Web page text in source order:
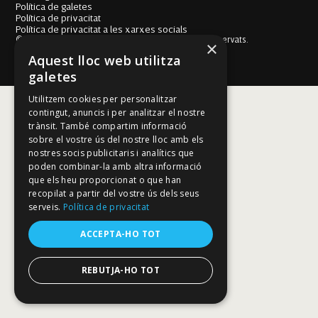
Política de galetes
Política de privacitat
Política de privacitat a les xarxes socials
© Fundació Mallorca Literària 2026. Tots els drets reservats.
Disseny i desenvolupament web BESTALDE STUDIO
×
Aquest lloc web utilitza
galetes
Utilitzem cookies per personalitzar
contingut, anuncis i per analitzar el nostre
trànsit. També compartim informació
sobre el vostre ús del nostre lloc amb els
nostres socis publicitaris i analítics que
poden combinar-la amb altra informació
que els heu proporcionat o que han
recopilat a partir del vostre ús dels seus
serveis. Política de privacitat
ACCEPTA-HO TOT
REBUTJA-HO TOT